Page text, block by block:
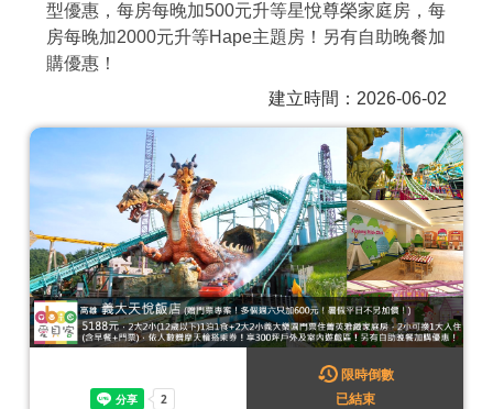
推薦景點
聯絡我們
APP下載
型優惠，每房每晚加500元升等星悅尊榮家庭房，每
房每晚加2000元升等Hape主題房！另有自助晚餐加
購優惠！
建立時間：2026-06-02
限時倒數
已結束